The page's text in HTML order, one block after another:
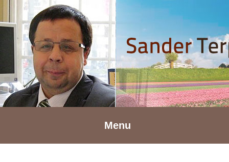
Spring
naar
hoofdnavigatie
naar
hoofd
inhoud
Spring
naar
voettekst
Menu